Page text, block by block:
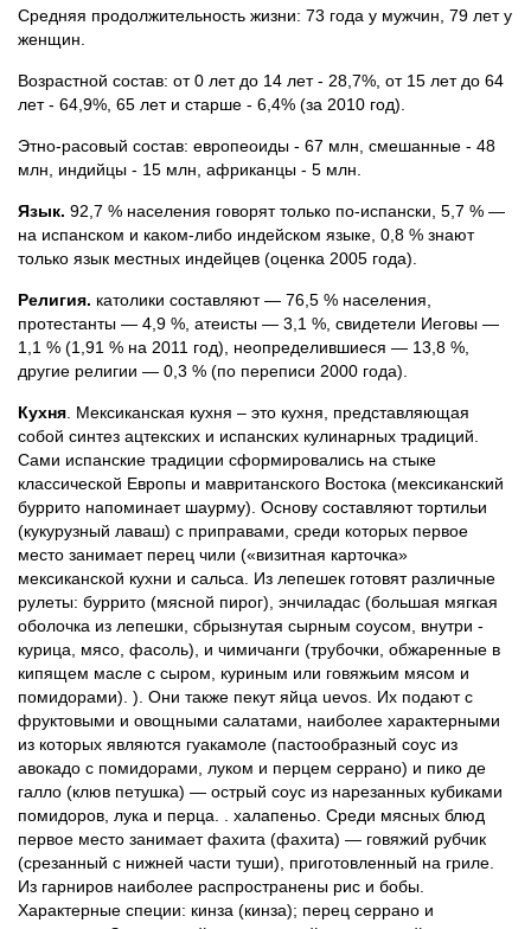
Средняя продолжительность жизни: 73 года у мужчин, 79 лет у
женщин.
Возрастной состав: от 0 лет до 14 лет - 28,7%, от 15 лет до 64
лет - 64,9%, 65 лет и старше - 6,4% (за 2010 год).
Этно-расовый состав: европеоиды - 67 млн, смешанные - 48
млн, индийцы - 15 млн, африканцы - 5 млн.
Язык. 92,7 % населения говорят только по-испански, 5,7 % —
на испанском и каком-либо индейском языке, 0,8 % знают
только язык местных индейцев (оценка 2005 года).
Религия. католики составляют — 76,5 % населения,
протестанты — 4,9 %, атеисты — 3,1 %, свидетели Иеговы —
1,1 % (1,91 % на 2011 год), неопределившиеся — 13,8 %,
другие религии — 0,3 % (по переписи 2000 года).
Кухня . Мексиканская кухня – это кухня, представляющая
собой синтез ацтекских и испанских кулинарных традиций.
Сами испанские традиции сформировались на стыке
классической Европы и мавританского Востока (мексиканский
буррито напоминает шаурму). Основу составляют тортильи
(кукурузный лаваш) с приправами, среди которых первое
место занимает перец чили («визитная карточка»
мексиканской кухни и сальса. Из лепешек готовят различные
рулеты: буррито (мясной пирог), энчиладас (большая мягкая
оболочка из лепешки, сбрызнутая сырным соусом, внутри -
курица, мясо, фасоль), и чимичанги (трубочки, обжаренные в
кипящем масле с сыром, куриным или говяжьим мясом и
помидорами). ). Они также пекут яйца uevos. Их подают с
фруктовыми и овощными салатами, наиболее характерными
из которых являются гуакамоле (пастообразный соус из
авокадо с помидорами, луком и перцем серрано) и пико де
галло (клюв петушка) — острый соус из нарезанных кубиками
помидоров, лука и перца. . халапеньо. Среди мясных блюд
первое место занимает фахита (фахита) — говяжий рубчик
(срезанный с нижней части туши), приготовленный на гриле.
Из гарниров наиболее распространены рис и бобы.
Характерные специи: кинза (кинза); перец серрано и